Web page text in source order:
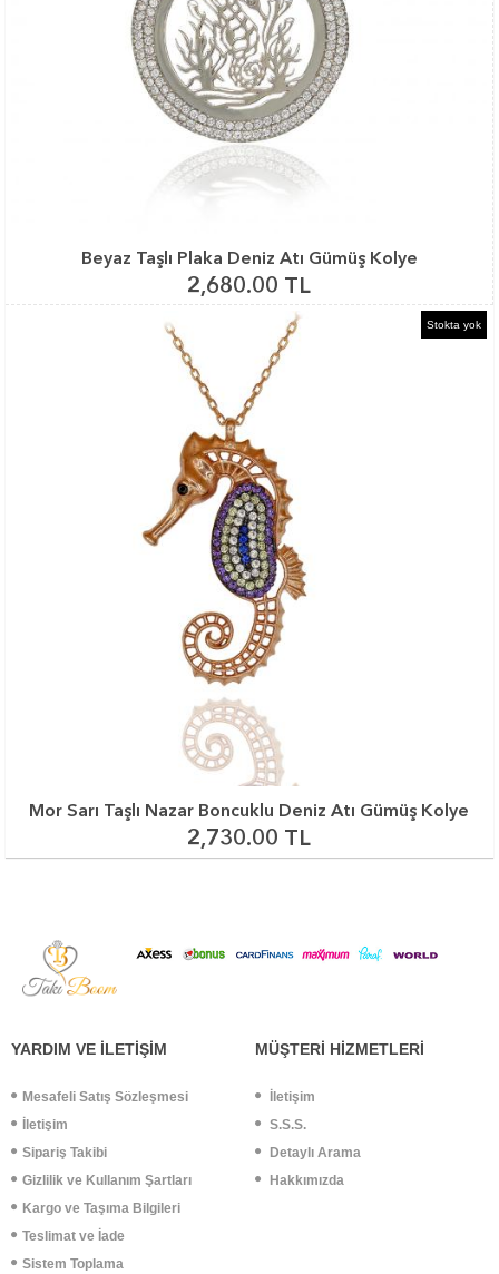
Beyaz Taşlı Plaka Deniz Atı Gümüş Kolye
2,680.00 TL
Stokta yok
Mor Sarı Taşlı Nazar Boncuklu Deniz Atı Gümüş Kolye
2,730.00 TL
YARDIM VE İLETİŞİM
Mesafeli Satış Sözleşmesi
İletişim
Sipariş Takibi
Gizlilik ve Kullanım Şartları
Kargo ve Taşıma Bilgileri
Teslimat ve İade
Sistem Toplama
MÜŞTERİ HİZMETLERİ
İletişim
S.S.S.
Detaylı Arama
Hakkımızda